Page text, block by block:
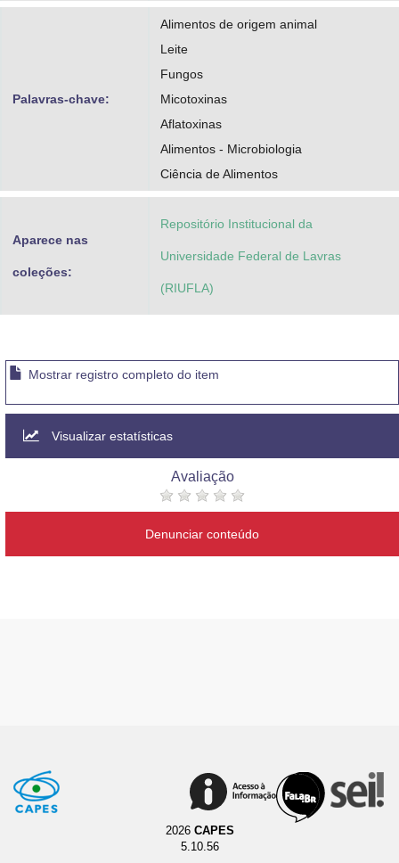
Palavras-chave:
Alimentos de origem animal
Leite
Fungos
Micotoxinas
Aflatoxinas
Alimentos - Microbiologia
Ciência de Alimentos
Aparece nas
coleções:
Repositório Institucional da
Universidade Federal de Lavras
(RIUFLA)
Mostrar registro completo do item
Visualizar estatísticas
Avaliação
Denunciar conteúdo
2026 CAPES
5.10.56